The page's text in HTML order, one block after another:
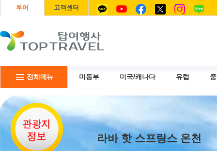
투어 고객센터
전체메뉴 미동부 미국/캐나다 유럽
리무진
라바 핫 스프링스 온천